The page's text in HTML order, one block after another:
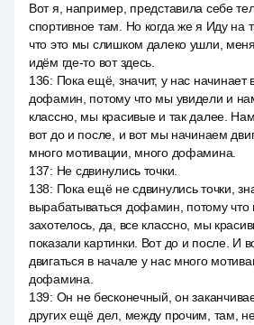
Вот я, например, представила себе
спортивное там. Но когда же я Иду на
что это мы слишком далеко ушли,
идём где-то вот здесь.
136: Пока ещё, значит, у нас начинает
дофамин, потому что мы увидели и
классно, мы красивые и так далее. Нам
вот до и после, и вот мы начинаем
много мотивации, много дофамина.
137: Не сдвинулись точки.
138: Пока ещё не сдвинулись точки,
вырабатываться дофамин, потому
захотелось, да, все классно, мы
показали картинки. Вот до и после. И
двигаться в начале у нас много
дофамина.
139: Он не бесконечный, он
других ещё дел, между прочим, там,